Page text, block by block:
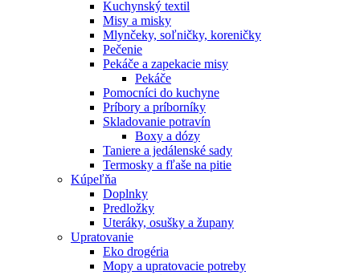
Kuchynský textil
Misy a misky
Mlynčeky, soľničky, koreničky
Pečenie
Pekáče a zapekacie misy
Pekáče
Pomocníci do kuchyne
Príbory a príborníky
Skladovanie potravín
Boxy a dózy
Taniere a jedálenské sady
Termosky a fľaše na pitie
Kúpeľňa
Doplnky
Predložky
Uteráky, osušky a župany
Upratovanie
Eko drogéria
Mopy a upratovacie potreby